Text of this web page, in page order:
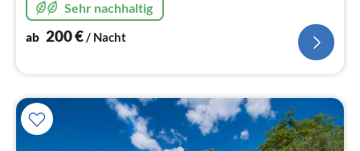
Sehr nachhaltig
ab 200€/ Nacht